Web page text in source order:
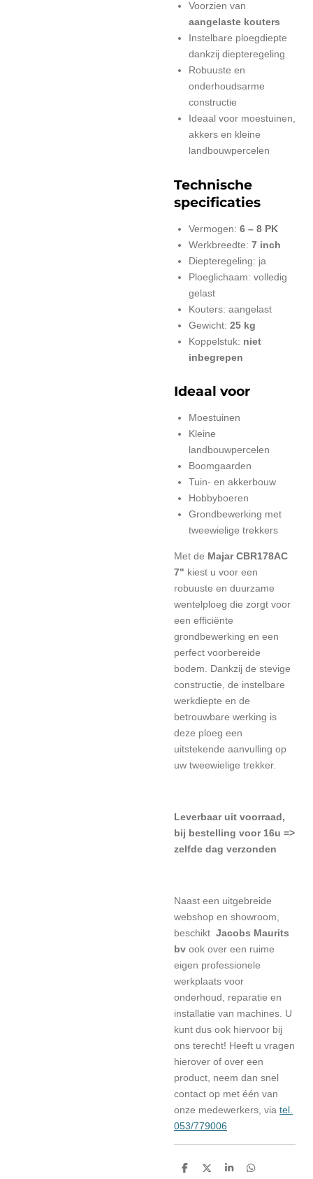
Voorzien van
aangelaste kouters
Instelbare ploegdiepte
dankzij diepteregeling
Robuuste en
onderhoudsarme
constructie
Ideaal voor moestuinen,
akkers en kleine
landbouwpercelen
Technische
specificaties
Vermogen: 6 – 8 PK
Werkbreedte: 7 inch
Diepteregeling: ja
Ploeglichaam: volledig
gelast
Kouters: aangelast
Gewicht: 25 kg
Koppelstuk: niet
inbegrepen
Ideaal voor
Moestuinen
Kleine
landbouwpercelen
Boomgaarden
Tuin- en akkerbouw
Hobbyboeren
Grondbewerking met
tweewielige trekkers
Met de Majar CBR178AC
7" kiest u voor een
robuuste en duurzame
wentelploeg die zorgt voor
een efficiënte
grondbewerking en een
perfect voorbereide
bodem. Dankzij de stevige
constructie, de instelbare
werkdiepte en de
betrouwbare werking is
deze ploeg een
uitstekende aanvulling op
uw tweewielige trekker.
Leverbaar uit voorraad,
bij bestelling voor 16u =>
zelfde dag verzonden
Naast een uitgebreide
webshop en showroom,
beschikt Jacobs Maurits
bv ook over een ruime
eigen professionele
werkplaats voor
onderhoud, reparatie en
installatie van machines. U
kunt dus ook hiervoor bij
ons terecht! Heeft u vragen
hierover of over een
product, neem dan snel
contact op met één van
onze medewerkers, via tel.
053/779006
D
D
S
D